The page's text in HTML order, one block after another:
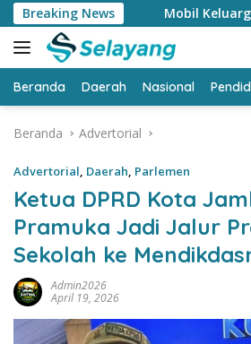
Langsung
ke
konten
Breaking News
Mobil Keluarga Harus Luas?
Beranda Daerah Nasional
Beranda Advertorial
Advertorial, Daerah, Parlemen
Ketua DPRD Kota
Pramuka Jadi Jalur
Sekolah ke
Admin2026
April 19, 2026